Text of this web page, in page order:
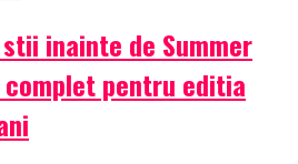
inainte de Summer
complet pentru editia